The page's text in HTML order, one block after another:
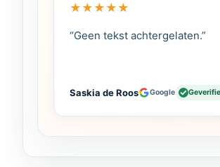
★ ★ ★ ★ ★
“Geen tekst achtergelaten.”
Saskia de Roos Google